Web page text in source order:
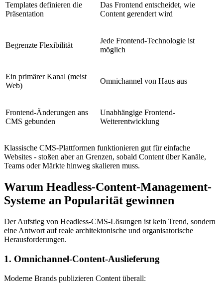
Templates definieren die
Präsentation
Das Frontend entscheidet, wie
Content gerendert wird
Begrenzte Flexibilität
Jede Frontend-Technologie ist
möglich
Ein primärer Kanal (meist
Web)
Omnichannel von Haus aus
Frontend-Änderungen ans
CMS gebunden
Unabhängige Frontend-
Weiterentwicklung
Klassische CMS-Plattformen funktionieren gut für einfache
Websites - stoßen aber an Grenzen, sobald Content über Kanäle,
Teams oder Märkte hinweg skalieren muss.
Warum Headless-Content-Management-
Systeme an Popularität gewinnen
Der Aufstieg von Headless-CMS-Lösungen ist kein Trend, sondern
eine Antwort auf reale architektonische und organisatorische
Herausforderungen.
1. Omnichannel-Content-Auslieferung
Moderne Brands publizieren Content überall: